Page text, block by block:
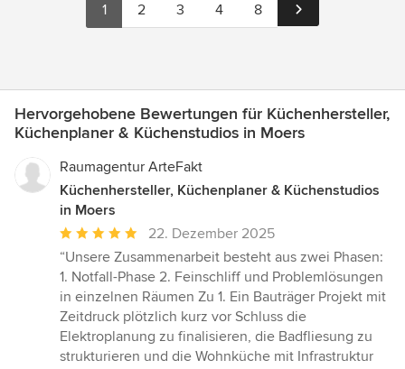
1 2 3 4 8
Hervorgehobene Bewertungen für Küchenhersteller,
Küchenplaner & Küchenstudios in Moers
Raumagentur ArteFakt
Küchenhersteller, Küchenplaner & Küchenstudios
in Moers
Durchschnittliche
Bewertung:
5
von
5
Sternen
22. Dezember 2025
“Unsere Zusammenarbeit besteht aus zwei Phasen:
1. Notfall-Phase 2. Feinschliff und Problemlösungen
in einzelnen Räumen Zu 1. Ein Bauträger Projekt mit
Zeitdruck plötzlich kurz vor Schluss die
Elektroplanung zu finalisieren, die Badfliesung zu
strukturieren und die Wohnküche mit Infrastruktur